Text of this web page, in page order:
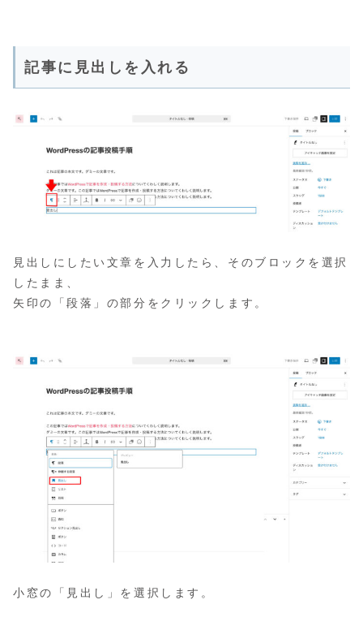
記事に見出しを入れる
見出しにしたい文章を入力したら、そのブロックを選択
したまま、
矢印の「段落」の部分をクリックします。
小窓の「見出し」を選択します。